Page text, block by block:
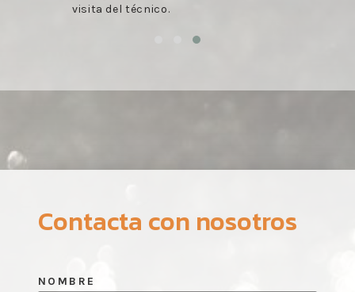
visita del técnico.
Contacta con nosotros
NOMBRE